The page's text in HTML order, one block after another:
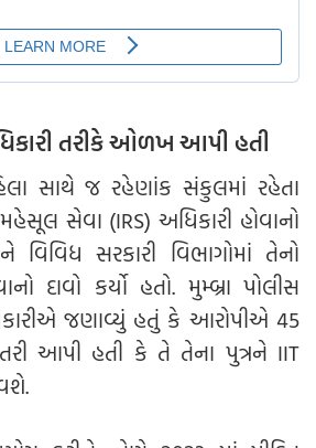
તરીકે ઓળખ આપી હતી
સાથે જ રહેણાંક સંકુલમાં રહેતા
સેવા (IRS) અધિકારી હોવાનો
વિવિધ સરકારી વિભાગોમાં તેનો
દાવો કર્યો હતો. મુમ્બ્રા પોલીસ
જણાવ્યું હતું કે આરોપીએ 45
આપી હતી કે તે તેના પુત્રને IIT